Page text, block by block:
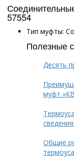
57554
Тип муфты:
Полезные
Десять
муфт
сведения.
Общие